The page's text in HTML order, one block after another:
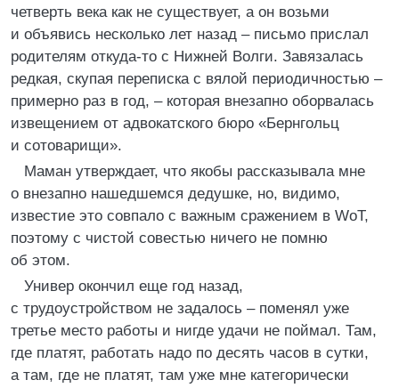
четверть века как не существует, а он возьми
и объявись несколько лет назад – письмо прислал
родителям откуда-то с Нижней Волги. Завязалась
редкая, скупая переписка с вялой периодичностью –
примерно раз в год, – которая внезапно оборвалась
извещением от адвокатского бюро «Бернгольц
и сотоварищи».
Маман утверждает, что якобы рассказывала мне
о внезапно нашедшемся дедушке, но, видимо,
известие это совпало с важным сражением в WoT,
поэтому с чистой совестью ничего не помню
об этом.
Универ окончил еще год назад,
с трудоустройством не задалось – поменял уже
третье место работы и нигде удачи не поймал. Там,
где платят, работать надо по десять часов в сутки,
а там, где не платят, там уже мне категорически